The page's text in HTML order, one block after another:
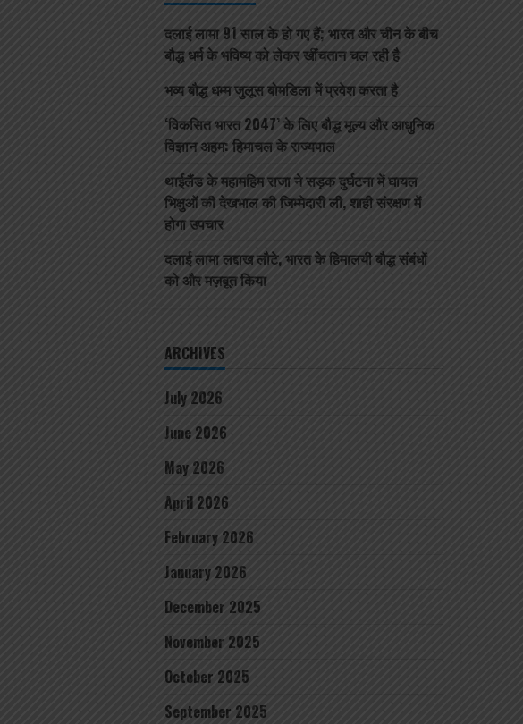
दलाई लामा 91 साल के हो गए हैं; भारत और चीन के बीच
बौद्ध धर्म के भविष्य को लेकर खींचतान चल रही है
भव्य बौद्ध धम्म जुलूस बोमडिला में प्रवेश करता है
‘विकसित भारत 2047’ के लिए बौद्ध मूल्य और आधुनिक
विज्ञान अहम: हिमाचल के राज्यपाल
थाईलैंड के महामहिम राजा ने सड़क दुर्घटना में घायल
भिक्षुओं की देखभाल की जिम्मेदारी ली, शाही संरक्षण में
होगा उपचार
दलाई लामा लद्दाख लौटे, भारत के हिमालयी बौद्ध संबंधों
को और मज़बूत किया
ARCHIVES
July 2026
June 2026
May 2026
April 2026
February 2026
January 2026
December 2025
November 2025
October 2025
September 2025